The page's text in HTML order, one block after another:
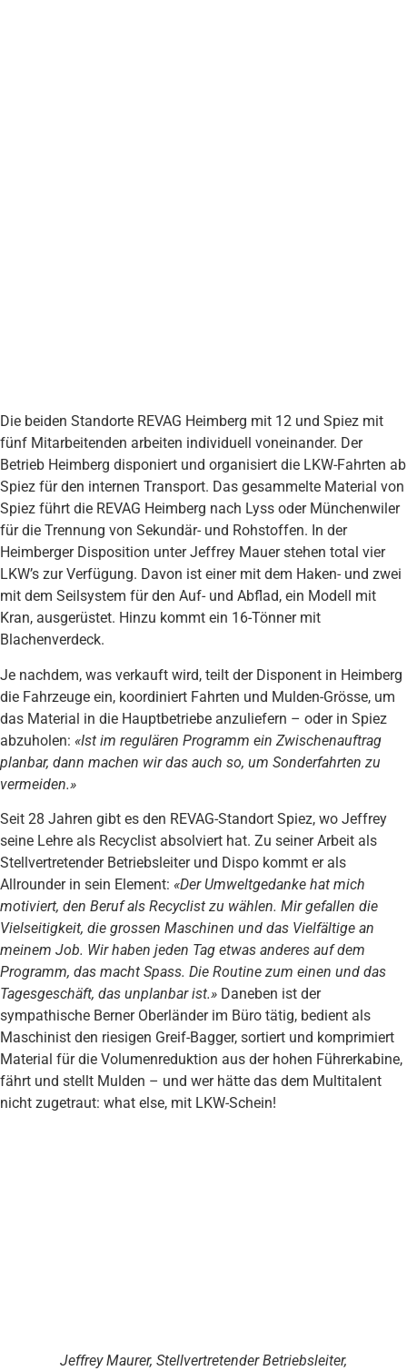
Die beiden Standorte REVAG Heimberg mit 12 und Spiez mit
fünf Mitarbeitenden arbeiten individuell voneinander. Der
Betrieb Heimberg disponiert und organisiert die LKW-Fahrten ab
Spiez für den internen Transport. Das gesammelte Material von
Spiez führt die REVAG Heimberg nach Lyss oder Münchenwiler
für die Trennung von Sekundär- und Rohstoffen. In der
Heimberger Disposition unter Jeffrey Mauer stehen total vier
LKW’s zur Verfügung. Davon ist einer mit dem Haken- und zwei
mit dem Seilsystem für den Auf- und Abflad, ein Modell mit
Kran, ausgerüstet. Hinzu kommt ein 16-Tönner mit
Blachenverdeck.
Je nachdem, was verkauft wird, teilt der Disponent in Heimberg
die Fahrzeuge ein, koordiniert Fahrten und Mulden-Grösse, um
das Material in die Hauptbetriebe anzuliefern – oder in Spiez
abzuholen: «Ist im regulären Programm ein Zwischenauftrag
planbar, dann machen wir das auch so, um Sonderfahrten zu
vermeiden.»
Seit 28 Jahren gibt es den REVAG-Standort Spiez, wo Jeffrey
seine Lehre als Recyclist absolviert hat. Zu seiner Arbeit als
Stellvertretender Betriebsleiter und Dispo kommt er als
Allrounder in sein Element: «Der Umweltgedanke hat mich
motiviert, den Beruf als Recyclist zu wählen. Mir gefallen die
Vielseitigkeit, die grossen Maschinen und das Vielfältige an
meinem Job. Wir haben jeden Tag etwas anderes auf dem
Programm, das macht Spass. Die Routine zum einen und das
Tagesgeschäft, das unplanbar ist.» Daneben ist der
sympathische Berner Oberländer im Büro tätig, bedient als
Maschinist den riesigen Greif-Bagger, sortiert und komprimiert
Material für die Volumenreduktion aus der hohen Führerkabine,
fährt und stellt Mulden – und wer hätte das dem Multitalent
nicht zugetraut: what else, mit LKW-Schein!
Jeffrey Maurer, Stellvertretender Betriebsleiter,